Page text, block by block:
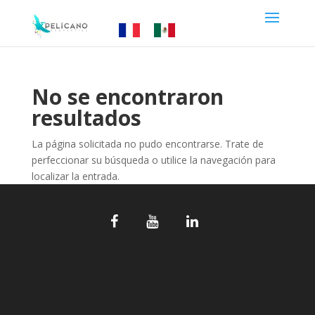
No se encontraron
resultados
La página solicitada no pudo encontrarse. Trate de
perfeccionar su búsqueda o utilice la navegación para
localizar la entrada.